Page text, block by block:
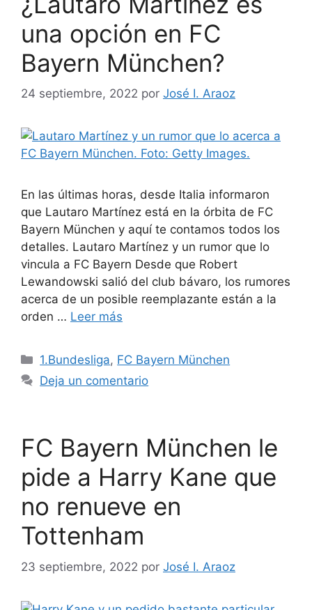
una opción en FC
Bayern München?
24 septiembre, 2022 por José I. Araoz
En las últimas horas, desde Italia informaron
que Lautaro Martínez está en la órbita de FC
Bayern München y aquí te contamos todos los
detalles. Lautaro Martínez y un rumor que lo
vincula a FC Bayern Desde que Robert
Lewandowski salió del club bávaro, los rumores
acerca de un posible reemplazante están a la
orden … Leer más
Categorías
1.Bundesliga, FC Bayern München
Deja un comentario
FC Bayern München le
pide a Harry Kane que
no renueve en
Tottenham
23 septiembre, 2022 por José I. Araoz